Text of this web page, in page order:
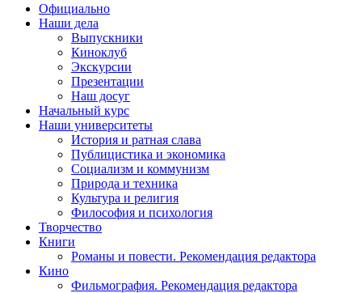
Официально
Наши дела
Выпускники
Киноклуб
Экскурсии
Презентации
Наш досуг
Начальный курс
Наши университеты
История и ратная слава
Публицистика и экономика
Социализм и коммунизм
Природа и техника
Культура и религия
Философия и психология
Творчество
Книги
Романы и повести. Рекомендация редактора
Кино
Фильмография. Рекомендация редактора